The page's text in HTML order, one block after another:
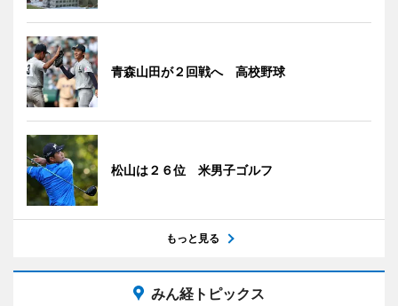
青森山田が２回戦へ 高校野球
松山は２６位 米男子ゴルフ
もっと見る
みん経トピックス